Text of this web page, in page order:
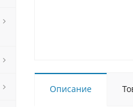
Описание